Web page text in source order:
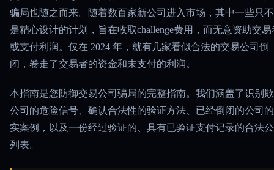
骗局也随之而来。随着数百家新公司进入市场，其中一些只
是精心设计的计划，旨在收取challenge费用，而无意资助交易
或支付利润。仅在 2024 年，就有几家看似合法的交易公司倒
闭，卷走了交易者的资金和未支付的利润。
本指南是您防御交易公司骗局的完整指南。我们涵盖了识别
公司的危险信号、确认合法性的验证方法、已经倒闭的公司
实案例，以及一份经过验证的、具有已验证支付记录的合法
列表。